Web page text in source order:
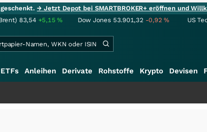
geschenkt.→ Jetzt Depot bei SMARTBROKER+ eröffnen und
83,54 +5,15% Dow Jones 53.901,32 -0,92% US
ETFs Anleihen Derivate Rohstoffe Krypto Devisen